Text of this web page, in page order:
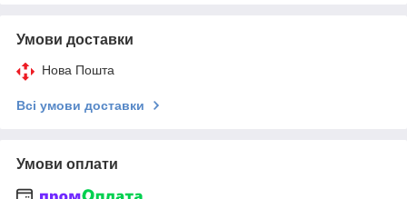
Умови доставки
Нова Пошта
Всі умови доставки
Умови оплати